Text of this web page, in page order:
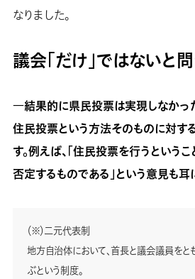
なりました。
議会「だけ」ではないと
―結果的に県民投票は実現しなかっ
住民投票という方法そのものに対す
す。例えば、「住民投票を行うという
否定するものである」という意見も耳
（※）二元代表制
地方自治体において、首長と議会議員を
ぶという制度。